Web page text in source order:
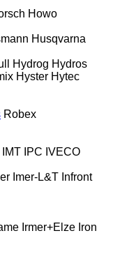
Howo
Husqvarna
Hydrog Hydros
Hyster Hytec
Robex
IMT IPC IVECO
Imer-L&T Infront
Irmer+Elze Iron